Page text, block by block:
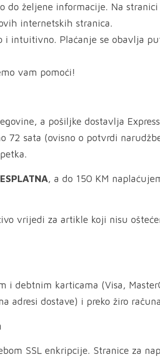
do željene informacije. Na stranici
internetskih stranica.
intuitivno. Plaćanje se obavlja
vam pomoći!
a pošiljke dostavlja
72 sata (ovisno o potvrdi
, a do 150 KM
vrijedi za artikle koji nisu
i debtnim karticama (Visa,
adresi dostave) i preko žiro
SSL enkripcije. Stranice za